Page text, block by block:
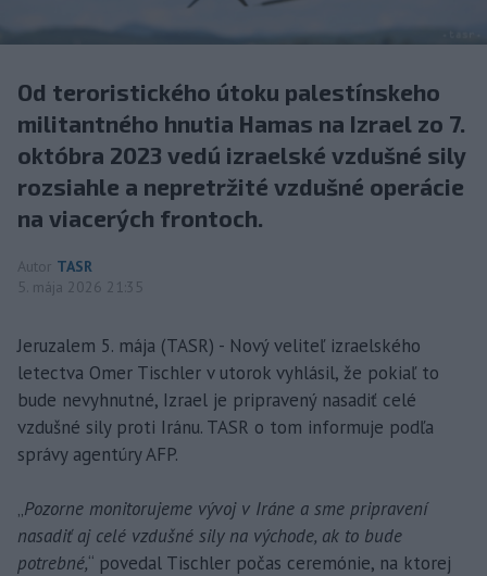
Od teroristického útoku palestínskeho
militantného hnutia Hamas na Izrael zo 7.
októbra 2023 vedú izraelské vzdušné sily
rozsiahle a nepretržité vzdušné operácie
na viacerých frontoch.
Autor TASR
5. mája 2026 21:35
Jeruzalem 5. mája (TASR) - Nový veliteľ izraelského
letectva Omer Tischler v utorok vyhlásil, že pokiaľ to
bude nevyhnutné, Izrael je pripravený nasadiť celé
vzdušné sily proti Iránu. TASR o tom informuje podľa
správy agentúry AFP.
„Pozorne monitorujeme vývoj v Iráne a sme pripravení
nasadiť aj celé vzdušné sily na východe, ak to bude
potrebné,“ povedal Tischler počas ceremónie, na ktorej